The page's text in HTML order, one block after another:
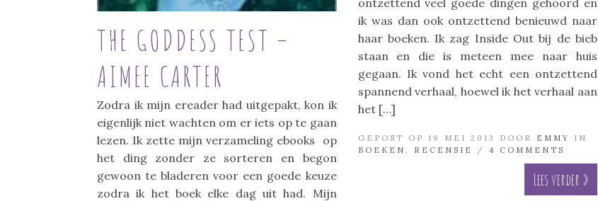
THE GODDESS TEST –
AIMEE CARTER
Zodra ik mijn ereader had uitgepakt, kon ik
eigenlijk niet wachten om er iets op te gaan
lezen. Ik zette mijn verzameling ebooks op
het ding zonder ze sorteren en begon
gewoon te bladeren voor een goede keuze
zodra ik het boek elke dag uit had. Mijn
ontzettend veel goede dingen gehoord en
ik was dan ook ontzettend benieuwd naar
haar boeken. Ik zag Inside Out bij de bieb
staan en die is meteen mee naar huis
gegaan. Ik vond het echt een ontzettend
spannend verhaal, hoewel ik het verhaal aan
het […]
GEPOST OP 19 MEI 2013 DOOR EMMY
IN
BOEKEN , RECENSIE / 4 COMMENTS
Lees verder »